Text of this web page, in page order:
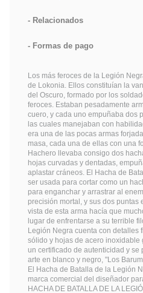
Relacionados
Formas de pago
Los más feroces de la Legión
de Lokonia. Ellos constituían la
del Oscuro, formado por los
feroces. Estaban pesadamente
cuero, y cada uno empuñaba dos
las cuales manejaban con
era una de las pocas armas
masa, cada una de ellas con una
Hachero llevaba consigo dos
hojas curvadas y dentadas,
aplastar cráneos. El Hacha de
ser usada para cortar como un
para enganchar y arrastrar al
precisión mortal, y sus dos puntas
vista de esta arma hacía que
lugar de enfrentarse a su terrible
Legión Negra cuenta con detalles
sólido y hojas de acero inoxidable
un certificado de autenticidad y se
arte en blanco y negro, "Los
El Hacha de Batalla de la Legión
marca comercial del diseñador
HACHA DE BATALLA DE LA